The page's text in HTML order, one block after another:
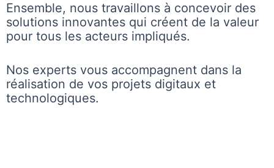
Ensemble, nous travaillons à concevoir des
solutions innovantes qui créent de la valeur
pour tous les acteurs impliqués.
Nos experts vous accompagnent dans la
réalisation de vos projets digitaux et
technologiques.